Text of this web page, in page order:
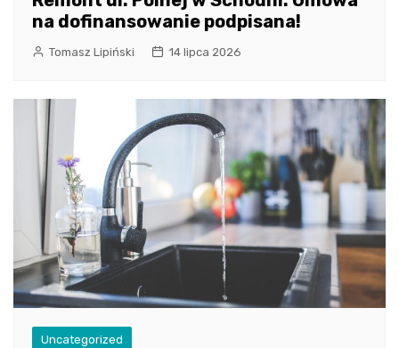
na dofinansowanie podpisana!
Tomasz Lipiński 14 lipca 2026
Uncategorized